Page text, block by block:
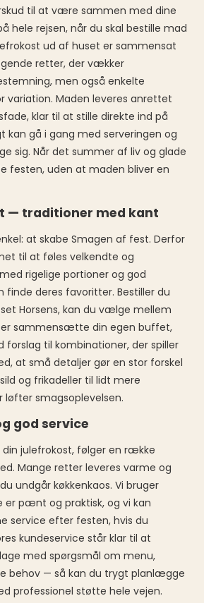
til at være sammen med dine
hele rejsen, når du skal bestille mad
ud af huset er sammensat
retter, der vækker
men også enkelte
variation. Maden leveres anrettet
klar til at stille direkte ind på
kan gå i gang med serveringen og
sig. Når det summer af liv og glade
festen, uden at maden bliver en
— traditioner med kant
at skabe Smagen af fest. Derfor
til at føles velkendte og
rigelige portioner og god
finde deres favoritter. Bestiller du
Horsens, kan du vælge mellem
sammensætte din egen buffet,
til kombinationer, der spiller
at små detaljer gør en stor forskel
og frikadeller til lidt mere
smagsoplevelsen.
god service
julefrokost, følger en række
Mange retter leveres varme og
undgår køkkenkaos. Vi bruger
pænt og praktisk, og vi kan
service efter festen, hvis du
kundeservice står klar til at
med spørgsmål om menu,
behov — så kan du trygt planlægge
professionel støtte hele vejen.